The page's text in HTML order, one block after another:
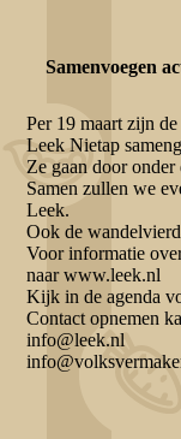
Samenvoegen
Per 19 maart zijn
Leek Nietap
Ze gaan door
Samen zullen we
Leek.
Ook de
Voor informatie
naar www.leek.nl
Kijk in de agenda
Contact opnemen
info@leek.nl